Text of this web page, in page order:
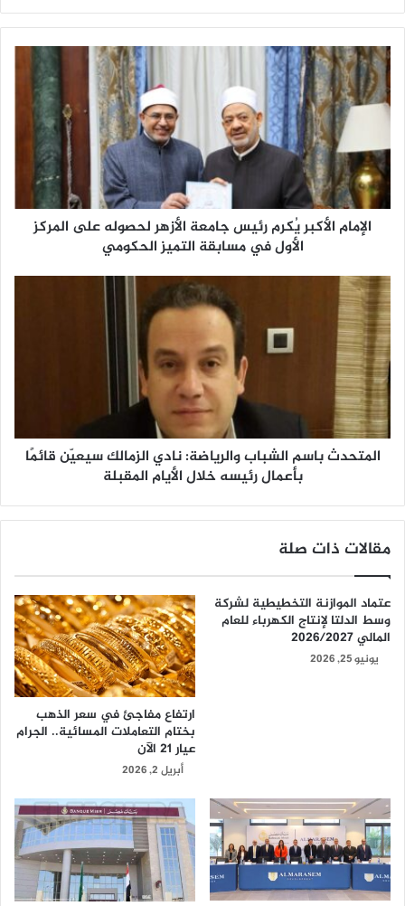
الإمام الأكبر يُكرم رئيس جامعة الأزهر لحصوله على المركز
الأول في مسابقة التميز الحكومي
المتحدث باسم الشباب والرياضة: نادي الزمالك سيعيّن قائمًا
بأعمال رئيسه خلال الأيام المقبلة
مقالات ذات صلة
عتماد الموازنة التخطيطية لشركة
وسط الدلتا لإنتاج الكهرباء للعام
المالي 2026/2027
يونيو 25, 2026
ارتفاع مفاجئ في سعر الذهب
بختام التعاملات المسائية.. الجرام
عيار 21 الآن
أبريل 2, 2026